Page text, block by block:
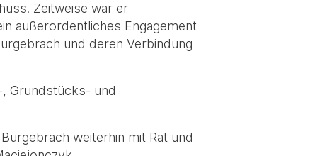
Zeitweise war er
außerordentliches Engagement
und deren Verbindung
, Grundstücks- und
weiterhin mit Rat und